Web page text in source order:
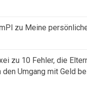
zu Meine
zu 10 Fehler, die
den Umgang mit Geld